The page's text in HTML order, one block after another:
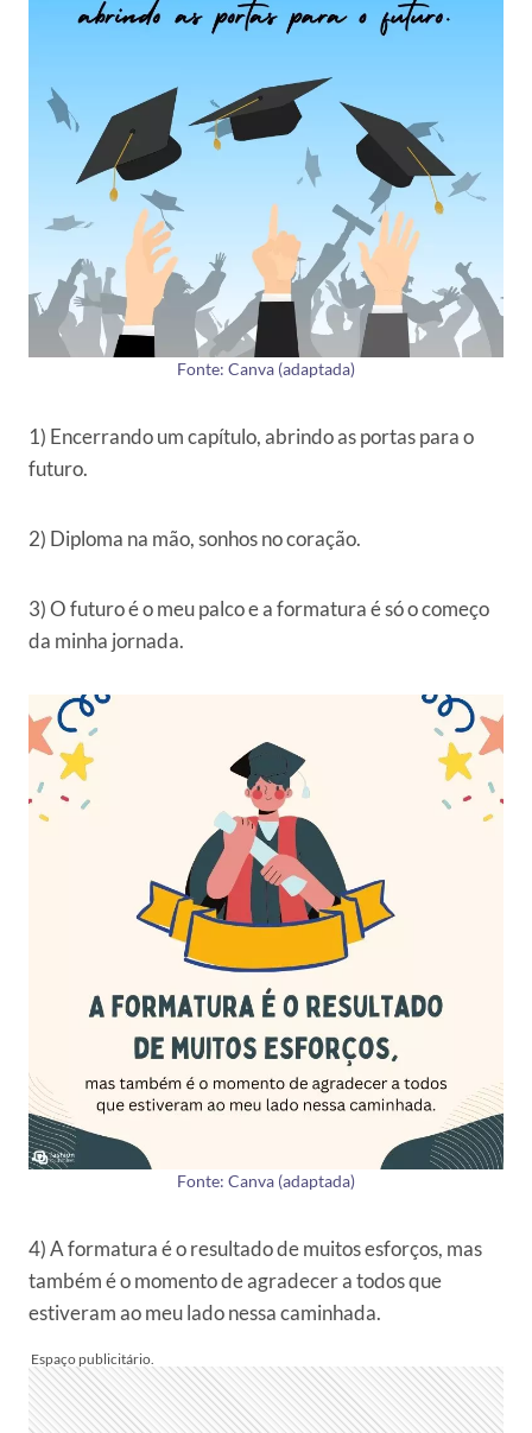
Fonte: Canva (adaptada)
1) Encerrando um capítulo, abrindo as portas para o
futuro.
2) Diploma na mão, sonhos no coração.
3) O futuro é o meu palco e a formatura é só o começo
da minha jornada.
Fonte: Canva (adaptada)
4) A formatura é o resultado de muitos esforços, mas
também é o momento de agradecer a todos que
estiveram ao meu lado nessa caminhada.